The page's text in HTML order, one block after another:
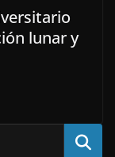
lunar y
Buscar